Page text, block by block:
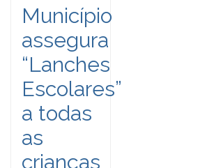
Município
assegura
“Lanches
Escolares”
a todas
as
crianças